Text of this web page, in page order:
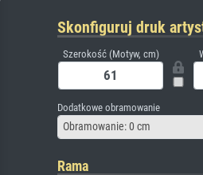
Skonfiguruj druk
Szerokość (Motyw, cm)
Dodatkowe obramowanie
Obramowanie: 0 cm
Rama